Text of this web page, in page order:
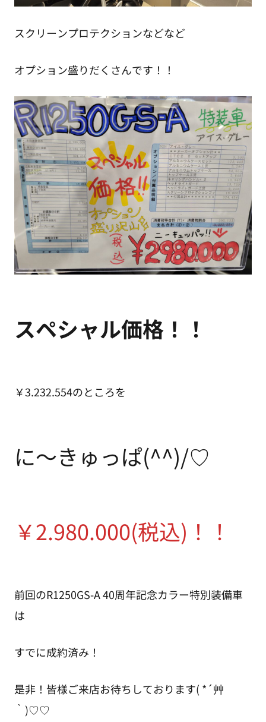
スクリーンプロテクションなどなど
オプション盛りだくさんです！！
スペシャル価格！！
￥3.232.554のところを
に～きゅっぱ(^^)/♡
￥2.980.000(税込)！！
前回のR1250GS-A 40周年記念カラー特別装備車
は
すでに成約済み！
是非！皆様ご来店お待ちしております( *´艸
｀)♡♡